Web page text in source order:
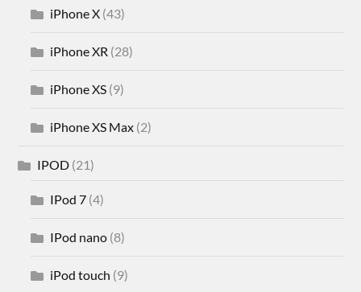
iPhone X (43)
iPhone XR (28)
iPhone XS (9)
iPhone XS Max (2)
IPOD (21)
IPod 7 (4)
IPod nano (8)
iPod touch (9)